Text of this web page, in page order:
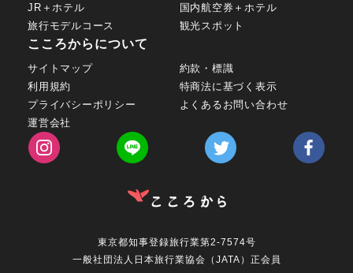
JR＋ホテル
国内航空券＋ホテル
旅行モデルコース
観光スポット
こころからについて
サイトマップ
約款・標識
利用規約
特商法に基づく表示
プライバシーポリシー
よくあるお問い合わせ
運営会社
東京都知事登録旅行業第2-7574号
一般社団法人日本旅行業協会（JATA）正会員